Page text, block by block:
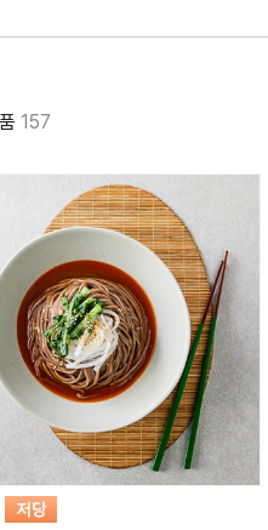
157